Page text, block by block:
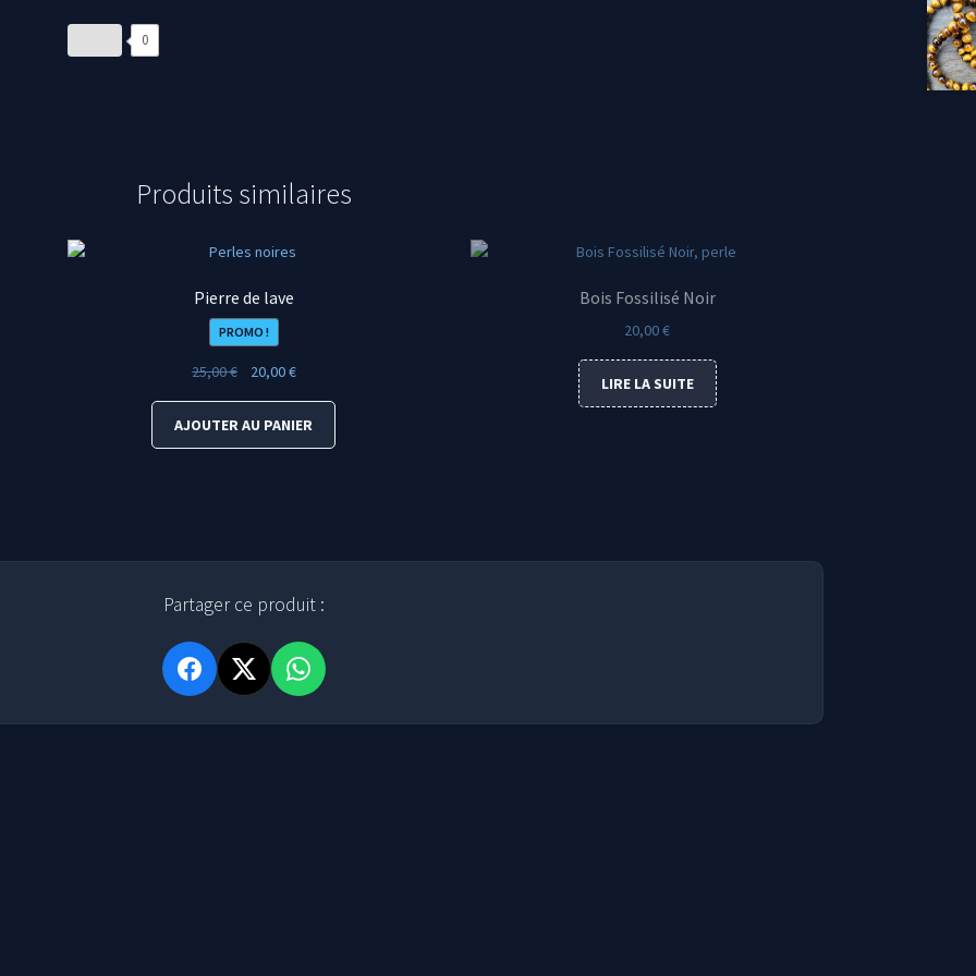
0
Produits similaires
Pierre de lave
PROMO !
25,00€
Le
initial
20,00€Le
actuel
AJOUTER AU PANIER
Bois Fossilisé Noir
20,00€
LIRE LA SUITE
Partager ce produit :